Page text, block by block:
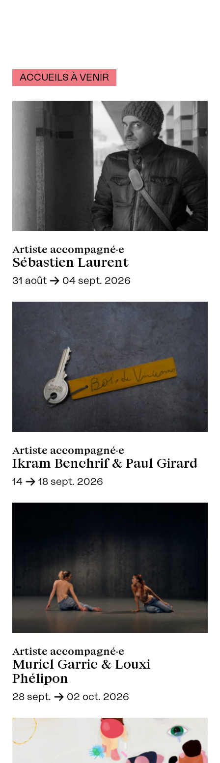
ACCUEILS À VENIR
Artiste accompagné·e
Sébastien Laurent
31 août - 04 sept. 2026
Artiste accompagné·e
Ikram Benchrif & Paul Girard
14 - 18 sept. 2026
Artiste accompagné·e
Muriel Garric & Louxi
Phélipon
28 sept. - 02 oct. 2026